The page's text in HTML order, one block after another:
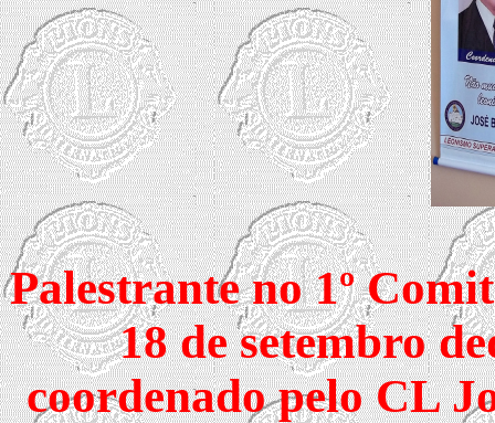
Palestrante no 1º
18 de setembro
coordenado pelo CL